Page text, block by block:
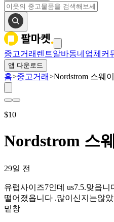
중고거래 렌트알바동네업체 커
앱 다운로드
홈>중고거래>Nordstrom 스웨
$10
Nordstrom 스
29일 전
유럽사이즈7인데 us7.5.맞읍
떨어졌읍니다 .많이신지는않
밑창